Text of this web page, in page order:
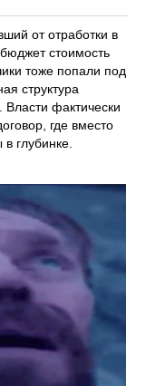
от отработки в
стоимость
тоже попали под
структура
фактически
где вместо
глубинке.